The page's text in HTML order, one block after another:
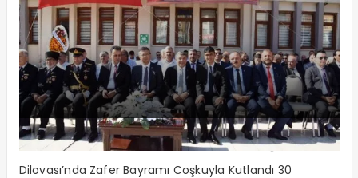
Dilovası’nda Zafer Bayramı Coşkusu
Dilovası’nda Zafer Bayramı Coşkuyla Kutlandı 30